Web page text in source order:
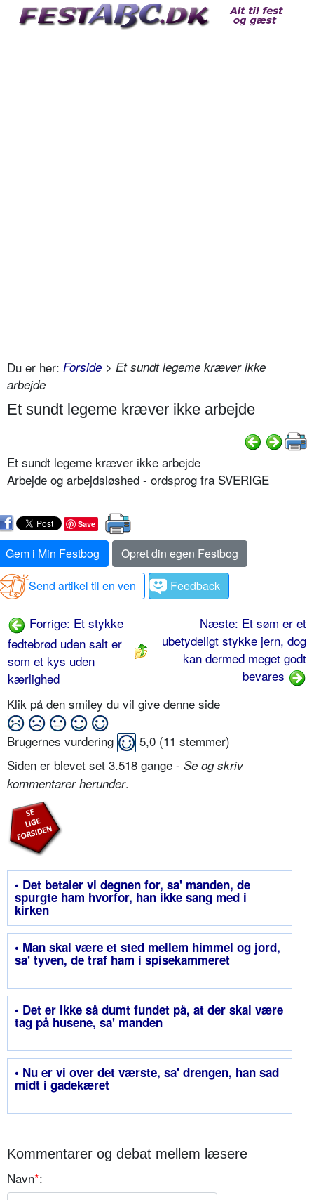
Du er her: Forside > Et sundt legeme kræver ikke
arbejde
Et sundt legeme kræver ikke arbejde
Et sundt legeme kræver ikke arbejde
Arbejde og arbejdsløshed - ordsprog fra SVERIGE
Save
Gem i Min Festbog
Opret din egen Festbog
Send artikel til en ven
Feedback
Forrige: Et stykke
fedtebrød uden salt er
som et kys uden
kærlighed
Næste: Et søm er et
ubetydeligt stykke jern, dog
kan dermed meget godt
bevares
Klik på den smiley du vil give denne side
Brugernes vurdering 5,0 (11 stemmer)
Siden er blevet set 3.518 gange - Se og skriv
kommentarer herunder.
• Det betaler vi degnen for, sa' manden, de
spurgte ham hvorfor, han ikke sang med i
kirken
• Man skal være et sted mellem himmel og jord,
sa' tyven, de traf ham i spisekammeret
• Det er ikke så dumt fundet på, at der skal være
tag på husene, sa' manden
• Nu er vi over det værste, sa' drengen, han sad
midt i gadekæret
Kommentarer og debat mellem læsere
Navn*: